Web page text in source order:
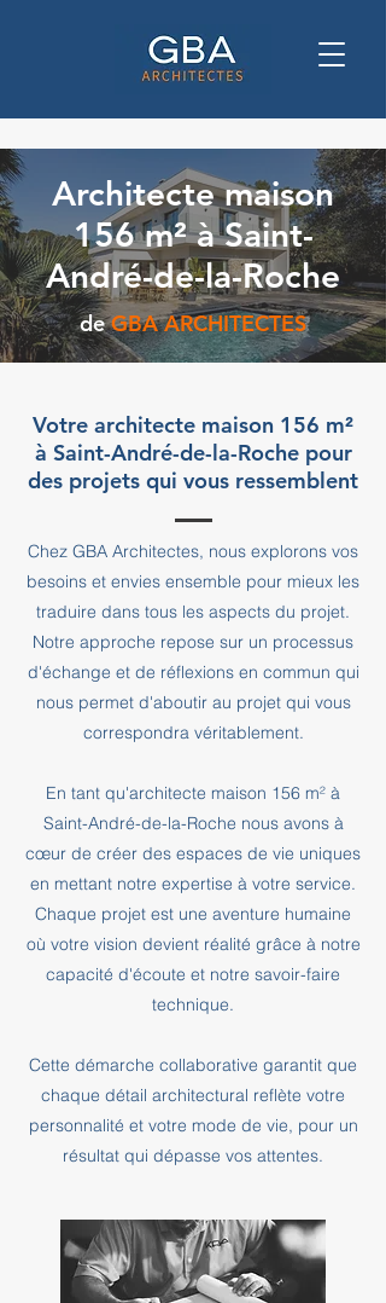
Architecte maison
156 m² à Saint-
André-de-la-Roche
de GBA ARCHITECTES
Votre architecte maison 156 m²
à Saint-André-de-la-Roche pour
des projets qui vous ressemblent
Chez GBA Architectes, nous explorons vos
besoins et envies ensemble pour mieux les
traduire dans tous les aspects du projet.
Notre approche repose sur un processus
d'échange et de réflexions en commun qui
nous permet d'aboutir au projet qui vous
correspondra véritablement.
En tant qu'architecte maison 156 m² à
Saint-André-de-la-Roche nous avons à
cœur de créer des espaces de vie uniques
en mettant notre expertise à votre service.
Chaque projet est une aventure humaine
où votre vision devient réalité grâce à notre
capacité d'écoute et notre savoir-faire
technique.
Cette démarche collaborative garantit que
chaque détail architectural reflète votre
personnalité et votre mode de vie, pour un
résultat qui dépasse vos attentes.